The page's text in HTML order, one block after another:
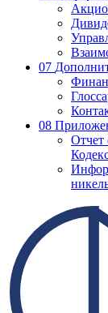
07
08
Отчет